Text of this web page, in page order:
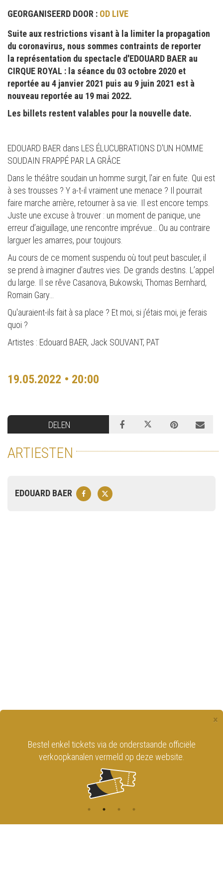
GEORGANISEERD DOOR : OD LIVE
Suite aux restrictions visant à la limiter la propagation
du coronavirus, nous sommes contraints de reporter
la représentation du spectacle d'EDOUARD BAER au
CIRQUE ROYAL : la séance du 03 octobre 2020 et
reportée au 4 janvier 2021 puis au 9 juin 2021 est à
nouveau reportée au 19 mai 2022.
Les billets restent valables pour la nouvelle date.
EDOUARD BAER dans LES ÉLUCUBRATIONS D'UN HOMME
SOUDAIN FRAPPÉ PAR LA GRÂCE
Dans le théâtre soudain un homme surgit, l'air en fuite. Qui est
à ses trousses ? Y a-t-il vraiment une menace ? Il pourrait
faire marche arrière, retourner à sa vie. Il est encore temps.
Juste une excuse à trouver : un moment de panique, une
erreur d’aiguillage, une rencontre imprévue… Ou au contraire
larguer les amarres, pour toujours.
Au cours de ce moment suspendu où tout peut basculer, il
se prend à imaginer d’autres vies. De grands destins. L’appel
du large. Il se rêve Casanova, Bukowski, Thomas Bernhard,
Romain Gary…
Qu'auraient-ils fait à sa place ? Et moi, si j’étais moi, je ferais
quoi ?
Artistes : Edouard BAER, Jack SOUVANT, PAT
19.05.2022 • 20:00
DELEN
ARTIESTEN
EDOUARD BAER
×
Bestel enkel tickets via de onderstaande officiële
verkoopkanalen vermeld op deze website.